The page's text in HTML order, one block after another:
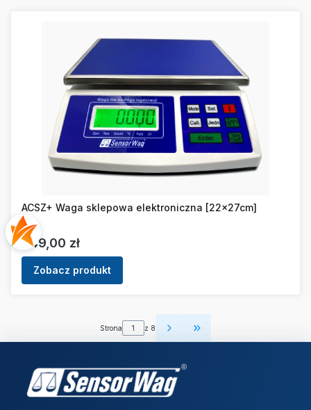
ACSZ+ Waga sklepowa elektroniczna [22x27cm]
Cena
349,00 zł
Zobacz produkt
Strona z 8 Przejdź do ostatniej